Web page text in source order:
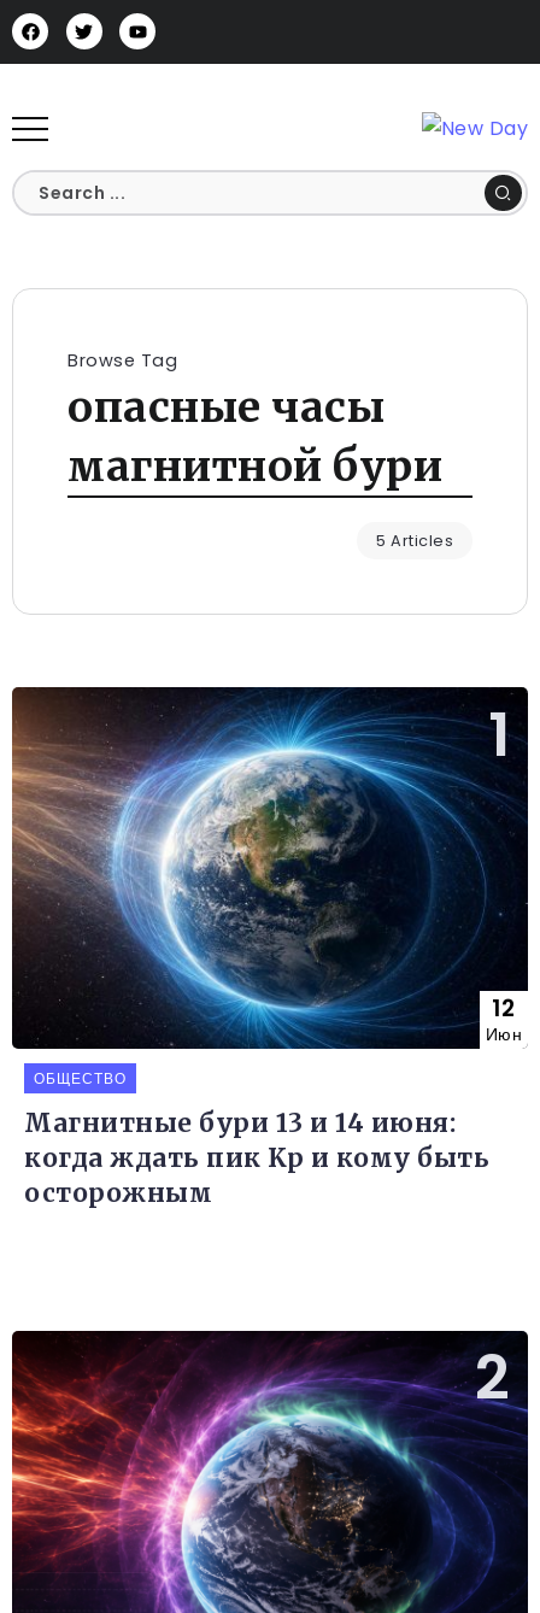
Browse Tag
опасные часы
магнитной бури
5 Articles
12
Июн
ОБЩЕСТВО
Магнитные бури 13 и 14 июня:
когда ждать пик Kp и кому быть
осторожным